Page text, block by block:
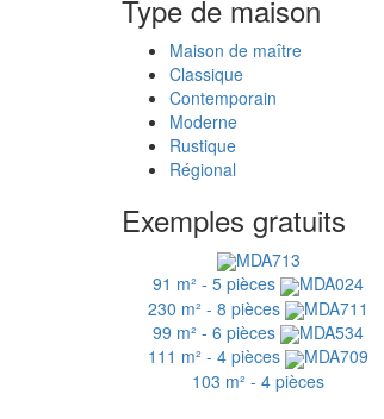
Type de maison
Maison de maître
Classique
Contemporain
Moderne
Rustique
Régional
Exemples gratuits
MDA713
91 m² - 5 pièces
MDA024
230 m² - 8 pièces
MDA711
99 m² - 6 pièces
MDA534
111 m² - 4 pièces
MDA709
103 m² - 4 pièces